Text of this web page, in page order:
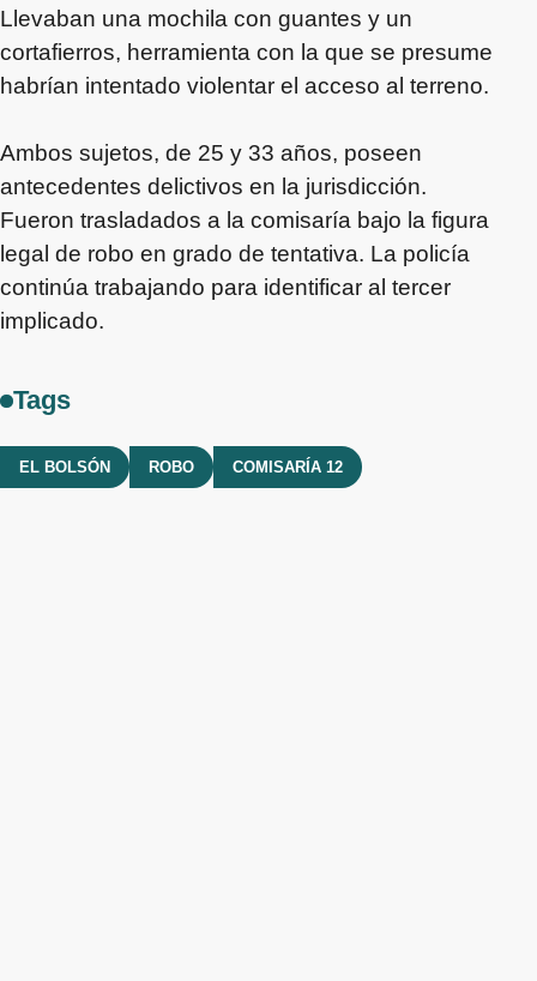
Llevaban una mochila con guantes y un
cortafierros, herramienta con la que se presume
habrían intentado violentar el acceso al terreno.
Ambos sujetos, de 25 y 33 años, poseen
antecedentes delictivos en la jurisdicción.
Fueron trasladados a la comisaría bajo la figura
legal de robo en grado de tentativa. La policía
continúa trabajando para identificar al tercer
implicado.
Tags
EL BOLSÓN ROBO COMISARÍA 12